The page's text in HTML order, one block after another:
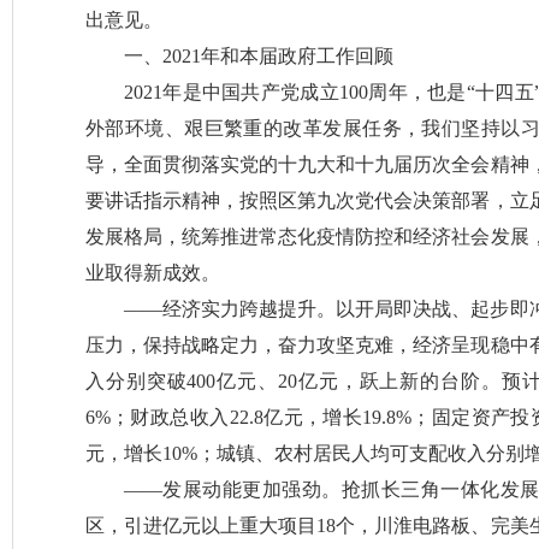
出意见。
一、2021年和本届政府工作回顾
2021年是中国共产党成立100周年，也是“十四
外部环境、艰巨繁重的改革发展任务，我们坚持以
导，全面贯彻落实党的十九大和十九届历次全会精
要讲话指示精神，按照区第九次党代会决策部署，
发展格局，统筹推进常态化疫情防控和经济社会发
业取得新成效。
——经济实力跨越提升。以开局即决战、起步即
压力，保持战略定力，奋力攻坚克难，经济呈现稳
入分别突破400亿元、20亿元，跃上新的台阶。预
6%；财政总收入22.8亿元，增长19.8%；固定资产
元，增长10%；城镇、农村居民人均可支配收入分别
——发展动能更加强劲。抢抓长三角一体化发
区，引进亿元以上重大项目18个，川淮电路板、完